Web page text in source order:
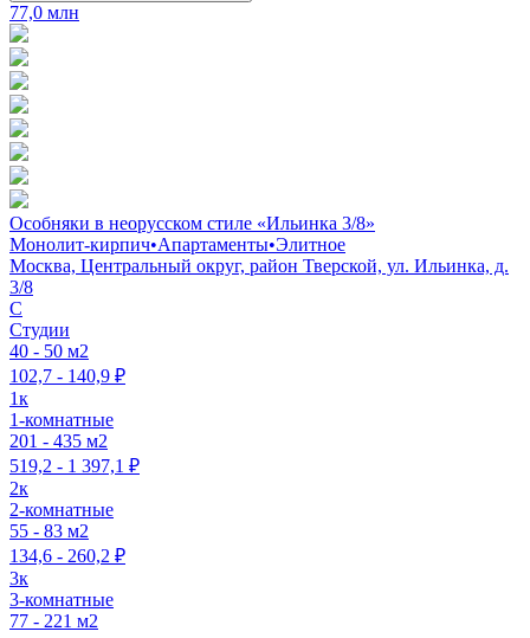
77,0 млн
Особняки в неорусском стиле «Ильинка 3/8»
Монолит-кирпич•Апартаменты•Элитное
Москва, Центральный округ, район Тверской, ул. Ильинка, д.
3/8
C
Студии
40 - 50 м2
102,7 - 140,9 ₽
1к
1-комнатные
201 - 435 м2
519,2 - 1 397,1 ₽
2к
2-комнатные
55 - 83 м2
134,6 - 260,2 ₽
3к
3-комнатные
77 - 221 м2